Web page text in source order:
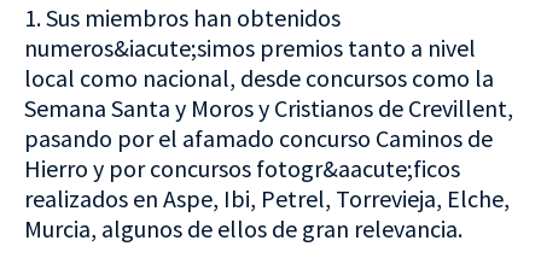
1. Sus miembros han obtenidos
numeros&iacute;simos premios tanto a nivel
local como nacional, desde concursos como la
Semana Santa y Moros y Cristianos de Crevillent,
pasando por el afamado concurso Caminos de
Hierro y por concursos fotogr&aacute;ficos
realizados en Aspe, Ibi, Petrel, Torrevieja, Elche,
Murcia, algunos de ellos de gran relevancia.